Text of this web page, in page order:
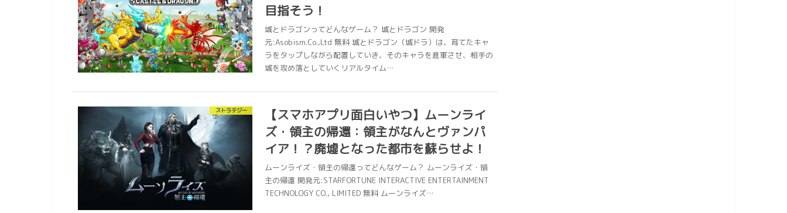
目指そう！
城とドラゴンってどんなゲーム？ 城とドラゴン 開発
元:Asobism.Co.,Ltd 無料 城とドラゴン（城ドラ）は、育てたキャ
ラをタップしながら配置していき、そのキャラを進軍させ、相手の
城を攻め落としていくリアルタイム…
ストラテジー
【スマホアプリ面白いやつ】ムーンライ
ズ・領主の帰還：領主がなんとヴァンパ
イア！？廃墟となった都市を蘇らせよ！
ムーンライズ・領主の帰還ってどんなゲーム？ ムーンライズ・領
主の帰還 開発元:STARFORTUNE INTERACTIVE ENTERTAINMENT
TECHNOLOGY CO., LIMITED 無料 ムーンライズ…